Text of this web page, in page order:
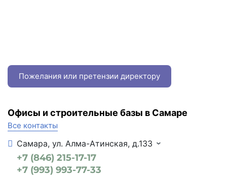
Пожелания или претензии директору
Офисы и строительные базы в Самаре
Все контакты
Самара, ул. Алма-Атинская, д.133
+7 (846) 215-17-17
+7 (993) 993-77-33